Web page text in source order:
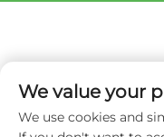
Dereitos de autor
Auto Parts
We value your
We use cookies and